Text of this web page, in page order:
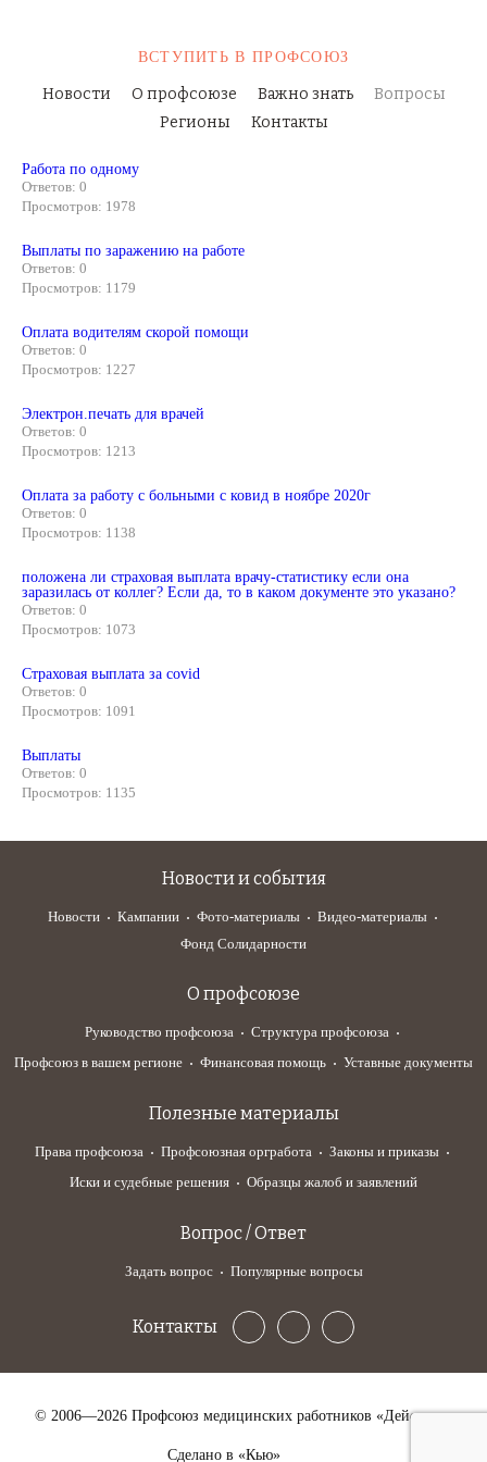
ВСТУПИТЬ В ПРОФСОЮЗ
Новости О профсоюзе Важно знать
Вопросы
Регионы
Контакты
Работа по одному
Ответов: 0
Просмотров: 1978
Выплаты по заражению на работе
Ответов: 0
Просмотров: 1179
Оплата водителям скорой помощи
Ответов: 0
Просмотров: 1227
Электрон.печать для врачей
Ответов: 0
Просмотров: 1213
Оплата за работу с больными с ковид в ноябре 2020г
Ответов: 0
Просмотров: 1138
положена ли страховая выплата врачу-статистику если она
заразилась от коллег? Если да, то в каком документе это указано?
Ответов: 0
Просмотров: 1073
Страховая выплата за covid
Ответов: 0
Просмотров: 1091
Выплаты
Ответов: 0
Просмотров: 1135
Новости и события
Новости Кампании Фото-материалы
Видео-материалы
Фонд Солидарности
О профсоюзе
Руководство профсоюза
Структура профсоюза
Профсоюз в вашем регионе
Финансовая помощь Уставные документы
Полезные материалы
Права профсоюза Профсоюзная оргработа
Законы и приказы
Иски и судебные решения
Образцы жалоб и заявлений
Вопрос / Ответ
Задать вопрос Популярные вопросы
Контакты
© 2006—2026 Профсоюз медицинских работников «Действие»
Сделано в «Кью»